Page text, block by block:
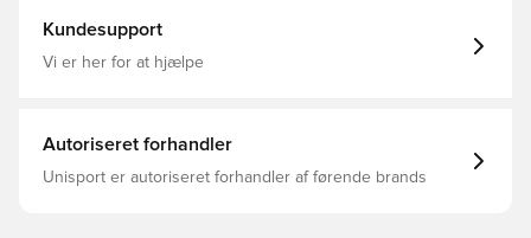
Kundesupport
Vi er her for at hjælpe
Autoriseret forhandler
Unisport er autoriseret forhandler af førende brands